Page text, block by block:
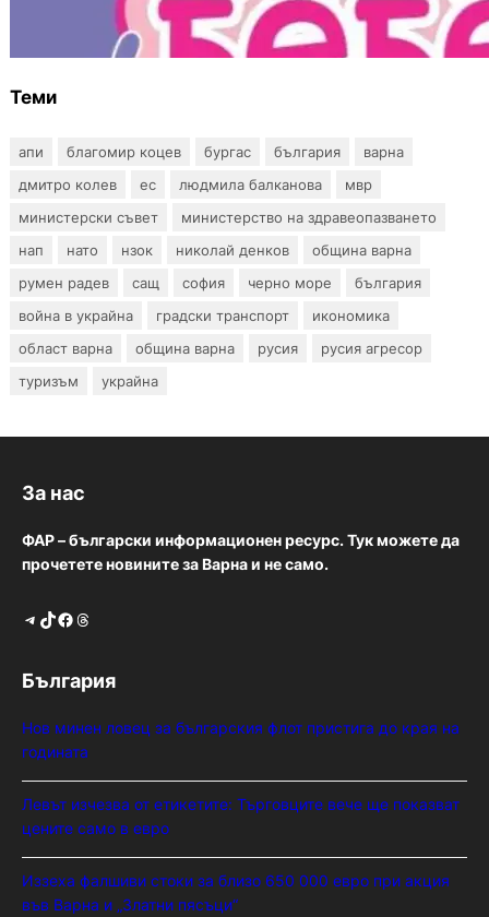
бебе“ се обяви срещу прехвърлянето на
Центъра към НЗОК
Теми
апи благомир коцев бургас българия
варна
дмитро колев
ес людмила балканова
мвр
министерски съвет
министерство на здравеопазването
нап
нато нзок николай денков
община варна
румен радев
сащ софия черно море
българия
война в украйна
градски транспорт
икономика
област варна
община варна русия
русия агресор
туризъм
украйна
За нас
ФАР – български информационен ресурс. Тук можете да
прочетете новините за Варна и не само.
Telegram TikTok Facebook Threads
България
Нов минен ловец за българския флот пристига до края на
годината
Левът изчезва от етикетите: Търговците вече ще показват
цените само в евро
Иззеха фалшиви стоки за близо 650 000 евро при акция
във Варна и „Златни пясъци“